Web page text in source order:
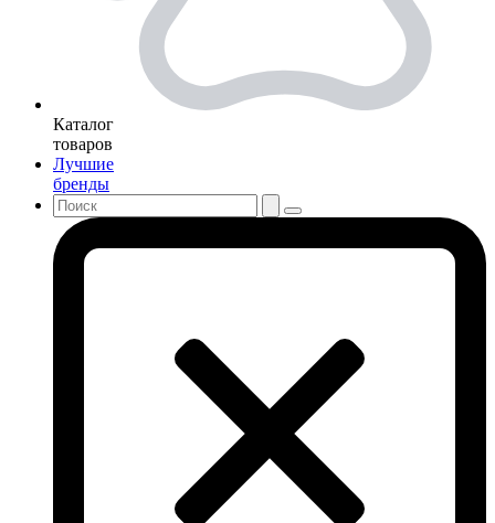
Каталог
товаров
Лучшие
бренды